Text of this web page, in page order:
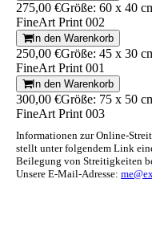
275,00 €Größe: 60 x 40
FineArt Print 002
In den Warenkorb
250,00 €Größe: 45 x 30
FineArt Print 001
In den Warenkorb
300,00 €Größe: 75 x 50
FineArt Print 003
Informationen zur Online-
stellt unter folgendem Link
Beilegung von Streitigkeiten
Unsere E-Mail-Adresse: